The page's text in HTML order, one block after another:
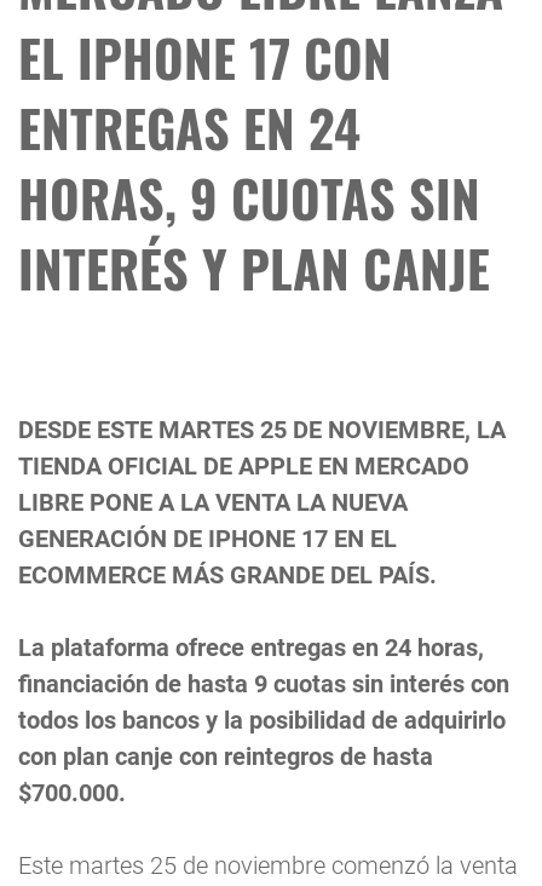
EL IPHONE 17 CON
ENTREGAS EN 24
HORAS, 9 CUOTAS SIN
INTERÉS Y PLAN CANJE
DESDE ESTE MARTES 25 DE NOVIEMBRE, LA
TIENDA OFICIAL DE APPLE EN MERCADO
LIBRE PONE A LA VENTA LA NUEVA
GENERACIÓN DE IPHONE 17 EN EL
ECOMMERCE MÁS GRANDE DEL PAÍS.
La plataforma ofrece entregas en 24 horas,
financiación de hasta 9 cuotas sin interés con
todos los bancos y la posibilidad de adquirirlo
con plan canje con reintegros de hasta
$700.000.
Este martes 25 de noviembre comenzó la venta